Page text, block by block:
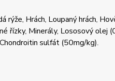
rýže, Hrách, Loupaný hrách,
řízky, Minerály, Lososový olej
sulfát (50mg/kg).